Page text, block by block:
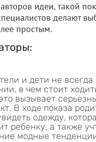
идеи, такой
делают
простым.
и дети не
в чем стоит
вызывает
В ходе показа
одежду,
ребенку, а также
модные